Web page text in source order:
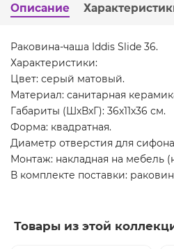
Описание
Раковина-чаша Iddis Slide 36.
Характеристики:
Цвет: серый матовый.
Материал: санитарная
Габариты (ШхВхГ): 36х11х36 см.
Форма: квадратная.
Диаметр отверстия для
Монтаж: накладная на мебель
В комплекте поставки:
Товары из этой